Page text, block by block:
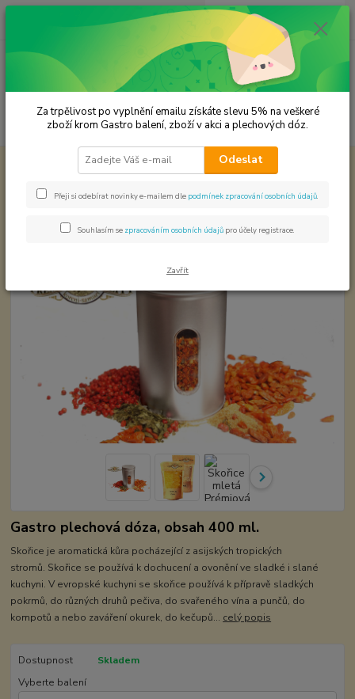
Menu
Hledat
ks
za 0,00 Kč
Premium koření Skořice mletá Prémiová kvalita
Skořice mletá Prémiová kvalita
Gastro plechová dóza, obsah 400 ml.
Skořice je aromatická kůra pocházející z asijských tropických
stromů. Skořice se používá k dochucení a ovonění ve sladké i slané
kuchyni. V evropské kuchyni se skořice používá k přípravě sladkých
pokrmů, do různých druhů pečiva, do svařeného vína a punčů, do
kompotů a nebo zaváření okurek, do kečupů... celý popis
Dostupnost
Skladem
Vyberte balení
Za trpělivost po vyplnění emailu získáte slevu 5% na veškeré
zboží krom Gastro balení, zboží v akci a plechových dóz.
Odeslat
Přeji si odebírat novinky e-mailem dle podmínek zpracování osobních údajů
Souhlasím se zpracováním osobních údajů pro účely registrace.
Zavřít